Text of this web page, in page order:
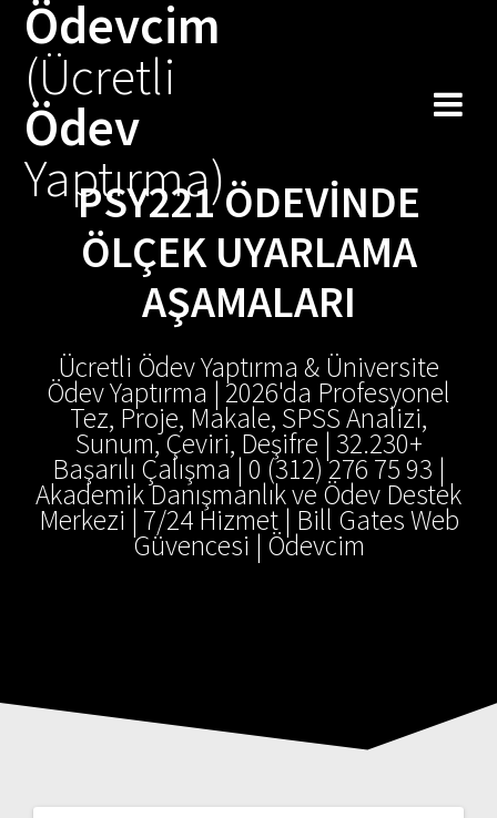
Ödevcim
(Ücretli
Ödev
Yaptırma)
PSY221 ÖDEVINDE
ÖLÇEK UYARLAMA
AŞAMALARI
Ücretli Ödev Yaptırma & Üniversite
Ödev Yaptırma | 2026'da Profesyonel
Tez, Proje, Makale, SPSS Analizi,
Sunum, Çeviri, Deşifre | 32.230+
Başarılı Çalışma | 0 (312) 276 75 93 |
Akademik Danışmanlık ve Ödev Destek
Merkezi | 7/24 Hizmet | Bill Gates Web
Güvencesi | Ödevcim